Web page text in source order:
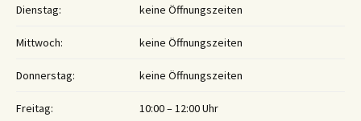
Dienstag: keine Öffnungszeiten
Mittwoch: keine Öffnungszeiten
Donnerstag: keine Öffnungszeiten
Freitag: 10:00 – 12:00 Uhr